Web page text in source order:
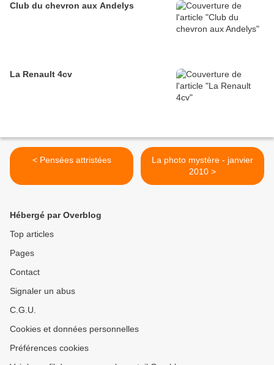
Club du chevron aux Andelys
La Renault 4cv
< Pensées attristées
La photo mystère - janvier
2010 >
Hébergé par Overblog
Top articles
Pages
Contact
Signaler un abus
C.G.U.
Cookies et données personnelles
Préférences cookies